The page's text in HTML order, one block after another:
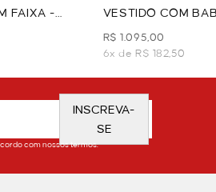
FAIXA -
VESTIDO COM
- BEGE
R$ 1.095,00
6x de R$ 182,50
INSCREVA-
SE
com nossos termos.